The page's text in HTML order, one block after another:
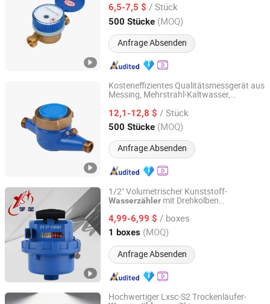
6,5-7,5 $ / Stück
500 Stücke (MOQ)
Anfrage Absenden
Shandong, China Seit 2025
Kosteneffizientes Qualitätsmessgerät aus
Messing, Mehrstrahl-Kaltwasser,
12,1-12,8 $ / Stück
500 Stücke (MOQ)
Anfrage Absenden
Shandong Rongxian Instrument Technology Co., Ltd.
Shandong, China Seit 2025
1/2" Volumetrischer Kunststoff-
Wasserzähler mit Drehkolben
4,99-6,99 $ / boxes
1 boxes (MOQ)
Anfrage Absenden
Ningbo Yuxing Water Meter Company Limited
Zhejiang, China Seit 2024
Hochwertiger Lxsc-S2 Trockenläufer-